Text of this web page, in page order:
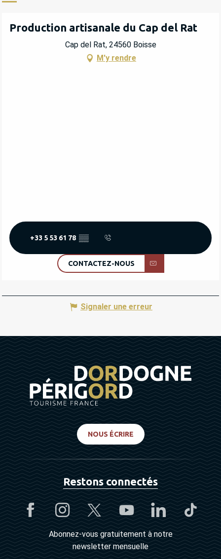
Production artisanale du Cap del Rat
Cap del Rat, 24560 Boisse
M'y rendre
+33 5 53 61 78 ▒▒
CONTACTEZ-NOUS
Signaler une erreur
NOUS ÉCRIRE
Restons connectés
Abonnez-vous gratuitement à notre
newsletter mensuelle